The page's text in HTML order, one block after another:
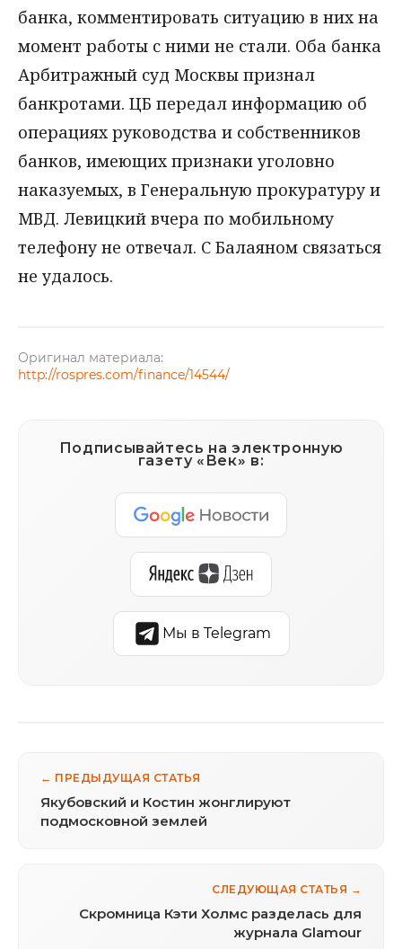
банка, комментировать ситуацию в них на
момент работы с ними не стали. Оба банка
Арбитражный суд Москвы признал
банкротами. ЦБ передал информацию об
операциях руководства и собственников
банков, имеющих признаки уголовно
наказуемых, в Генеральную прокуратуру и
МВД. Левицкий вчера по мобильному
телефону не отвечал. С Балаяном связаться
не удалось.
Оригинал материала:
http://rospres.com/finance/14544/
Подписывайтесь на электронную
газету «Век» в:
Мы в Telegram
← ПРЕДЫДУЩАЯ СТАТЬЯ
Якубовский и Костин жонглируют
подмосковной землей
СЛЕДУЮЩАЯ СТАТЬЯ →
Скромница Кэти Холмс разделась для
журнала Glamour